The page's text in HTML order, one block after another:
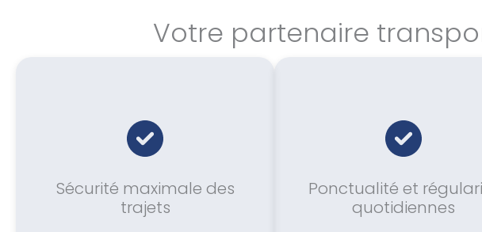
Votre partenaire
Sécurité maximale des
trajets
Ponctualité et
quotidiennes